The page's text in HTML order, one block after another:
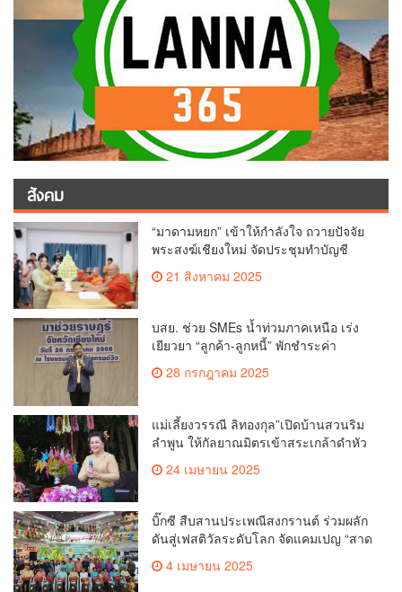
สังคม
“มาดามหยก” เข้าให้กำลังใจ ถวายปัจจัย
พระสงฆ์เชียงใหม่ จัดประชุมทำบัญชี
รายรับรายจ่ายของวัด กว่า 300 รูป ที่วัด
สวนดอก
21 สิงหาคม 2025
บสย. ช่วย SMEs น้ำท่วมภาคเหนือ เร่ง
เยียวยา “ลูกค้า-ลูกหนี้” พักชำระค่า
ธรรมเนียม-ค่างวด
28 กรกฎาคม 2025
แม่เลี้ยงวรรณี ลิทองกุล”เปิดบ้านสวนริม
ลำพูน ให้กัลยาณมิตรเข้าสระเกล้าดำหัว
เพื่อสืบสาน อนุรักษ์ประเพณีอันดีงามที่
24 เมษายน 2025
บิ๊กซี สืบสานประเพณีสงกรานต์ ร่วมผลัก
ดันสู่เฟสติวัลระดับโลก จัดแคมเปญ “สาด
สูงสุด 50% กระตุ้นการเดินทางนักท่อง
4 เมษายน 2025